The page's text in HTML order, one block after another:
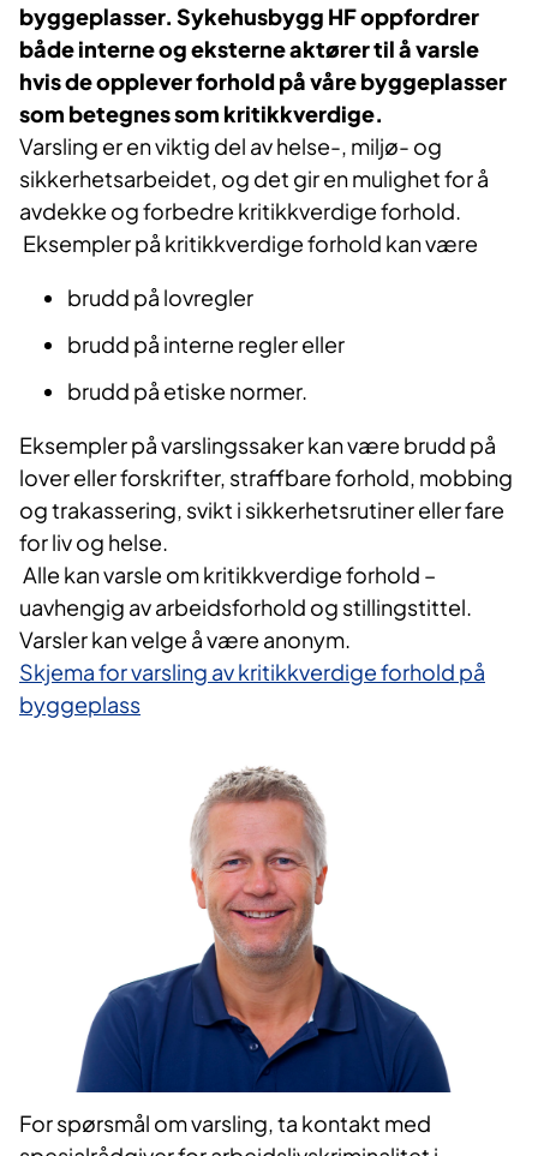
byggeplasser. Sykehusbygg HF oppfordrer
både interne og eksterne aktører til å varsle
hvis de opplever forhold på våre byggeplasser
som betegnes som kritikkverdige.
​Varsling er en viktig del av helse-, miljø- og
sikkerhetsarbeidet, og det gir en mulighet for å
avdekke og forbedre kritikkverdige forhold.
Eksempler på kritikkverdige forhold kan være
brudd på lovregler
brudd på interne regler eller
brudd på etiske normer.
Eksempler på varslingssaker kan være brudd på
lover eller forskrifter, straffbare forhold, mobbing
og trakassering, svikt i sikkerhetsrutiner eller fare
for liv og helse.
Alle kan varsle om kritikkverdige forhold –
uavhengig av arbeidsforhold og stillingstittel.
Varsler kan velge å være anonym.
Skjema for varsling av kritikkverdige forhold på
byggeplass
For spørsmål om varsling, ta kontakt med